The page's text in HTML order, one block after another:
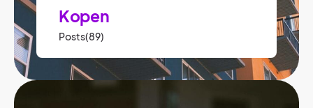
Kopen
Posts(89)